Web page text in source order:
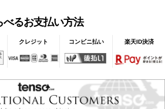
べるお支払い方法
クレジット コンビニ払い 楽天ID決済